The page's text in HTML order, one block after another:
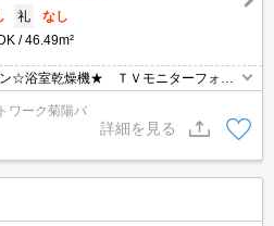
礼
なし
46.49m²
☆浴室乾燥機★ ＴＶモニターフォン
ワーク菊陽バ
詳細を見る